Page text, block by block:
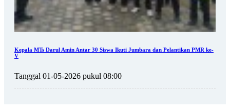
Kepala MTs Darul Amin Antar 30 Siswa Ikuti Jumbara dan Pelantikan PMR ke-
V
Tanggal 01-05-2026 pukul 08:00